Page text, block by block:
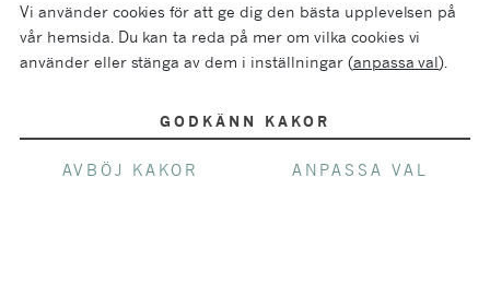
Frankrike | Champagne
Charles Heidsieck
Frankrike | Champagne
Charles Heidsieck
Privatimport
Vi använder cookies för att ge dig den bästa upplevelsen på
vår hemsida. Du kan ta reda på mer om vilka cookies vi
använder eller stänga av dem i inställningar (anpassa val).
GODKÄNN KAKOR
AVBÖJ KAKOR ANPASSA VAL